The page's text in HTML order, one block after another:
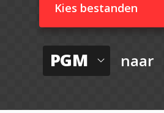
Kies bestanden
PGM naar